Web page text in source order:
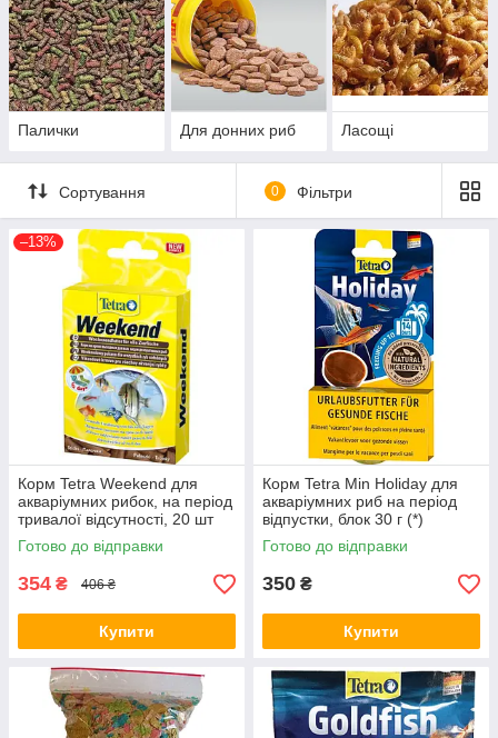
мешканцям загального акваріума. Якщо види годуються на
різних рівнях, зручно поєднувати кілька форм корму.
Продовження посібника:нижче товарів — про пластівці,
гранули, таблетки, годування донних риб і ракоподібних,
порцію та зберігання.
Палички Для донних риб Ласощі
Сортування 0 Фільтри
–13%
Корм Tetra Weekend для
акваріумних рибок, на період
тривалої відсутності, 20 шт
(палички) (*)
Готово до відправки
354 ₴ 406 ₴
Купити
Корм Tetra Min Holiday для
акваріумних риб на період
відпустки, блок 30 г (*)
Готово до відправки
350 ₴
Купити